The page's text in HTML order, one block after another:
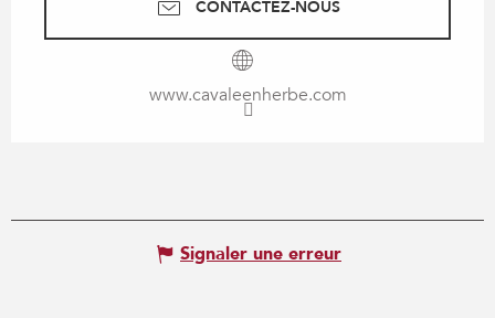
CONTACTEZ-NOUS
www.cavaleenherbe.com
Signaler une erreur